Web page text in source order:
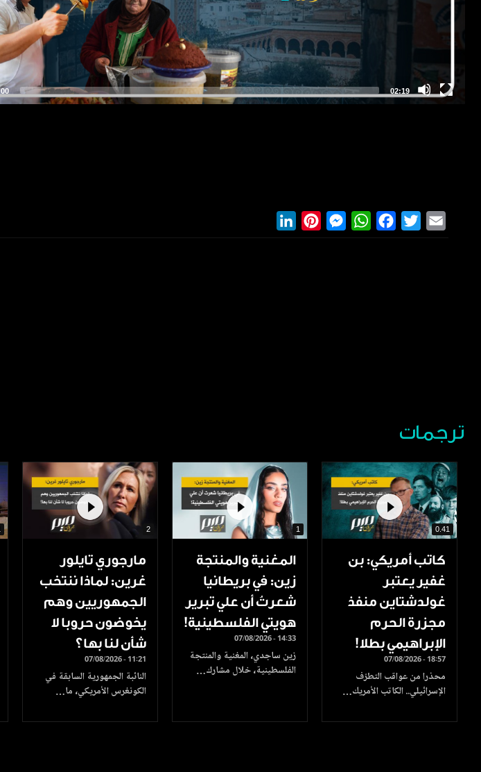
LinkedInPinterestMessengerWhatsAppFacebook
Twitter
ترجمات
0.41
كاتب أمريكي: بن
غفير يعتبر
غولدشتاين منفذ
مجزرة الحرم
الإبراهيمي بطلا!
07/08/2026 - 18:57
محذرا من عواقب التطرّف
الإسرائيلي.. الكاتب الأمريك…
1
المغنية والمنتجة
زين: في بريطانيا
شعرتُ أن علي تبرير
هويتي الفلسطينية!
07/08/2026 - 14:33
زين ساجدي، المغنية والمنتجة
الفلسطينية، خلال مشارك…
2
مارجوري تايلور
غرين: لماذا ننتخب
الجمهوريين وهم
يخوضون حروبا لا
شأن لنا بها؟
07/08/2026 - 11:21
النائبة الجمهورية السابقة في
الكونغرس الأمريكي، ما…